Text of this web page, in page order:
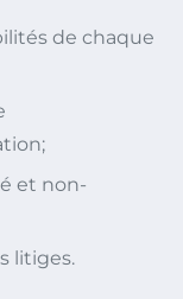
de chaque
et non-
litiges.